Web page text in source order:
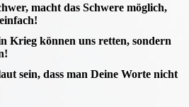
macht das Schwere möglich,
Krieg können uns retten, sondern
sein, dass man Deine Worte nicht